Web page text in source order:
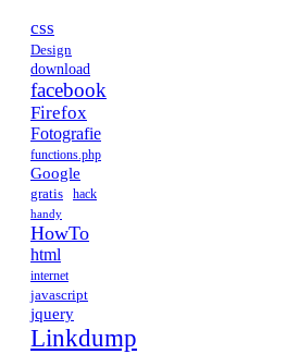
css
Design
download
facebook
Firefox
Fotografie
functions.php
Google
gratis hack
handy
HowTo
html
internet
javascript
jquery
Linkdump